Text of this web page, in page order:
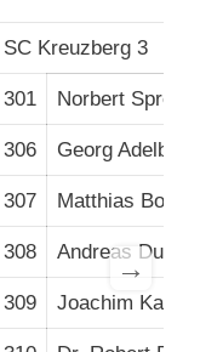
SC Kreuzberg 3
301 Norbert Sprotte
306 Georg
307 Matthias Bolk
308 Andreas Dufner
309 Joachim Kaiser
→